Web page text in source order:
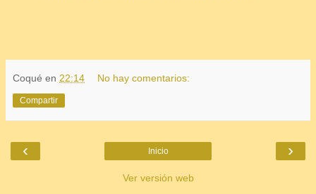
Coqué en 22:14 No hay comentarios:
Compartir
‹ ›
Inicio
Ver versión web